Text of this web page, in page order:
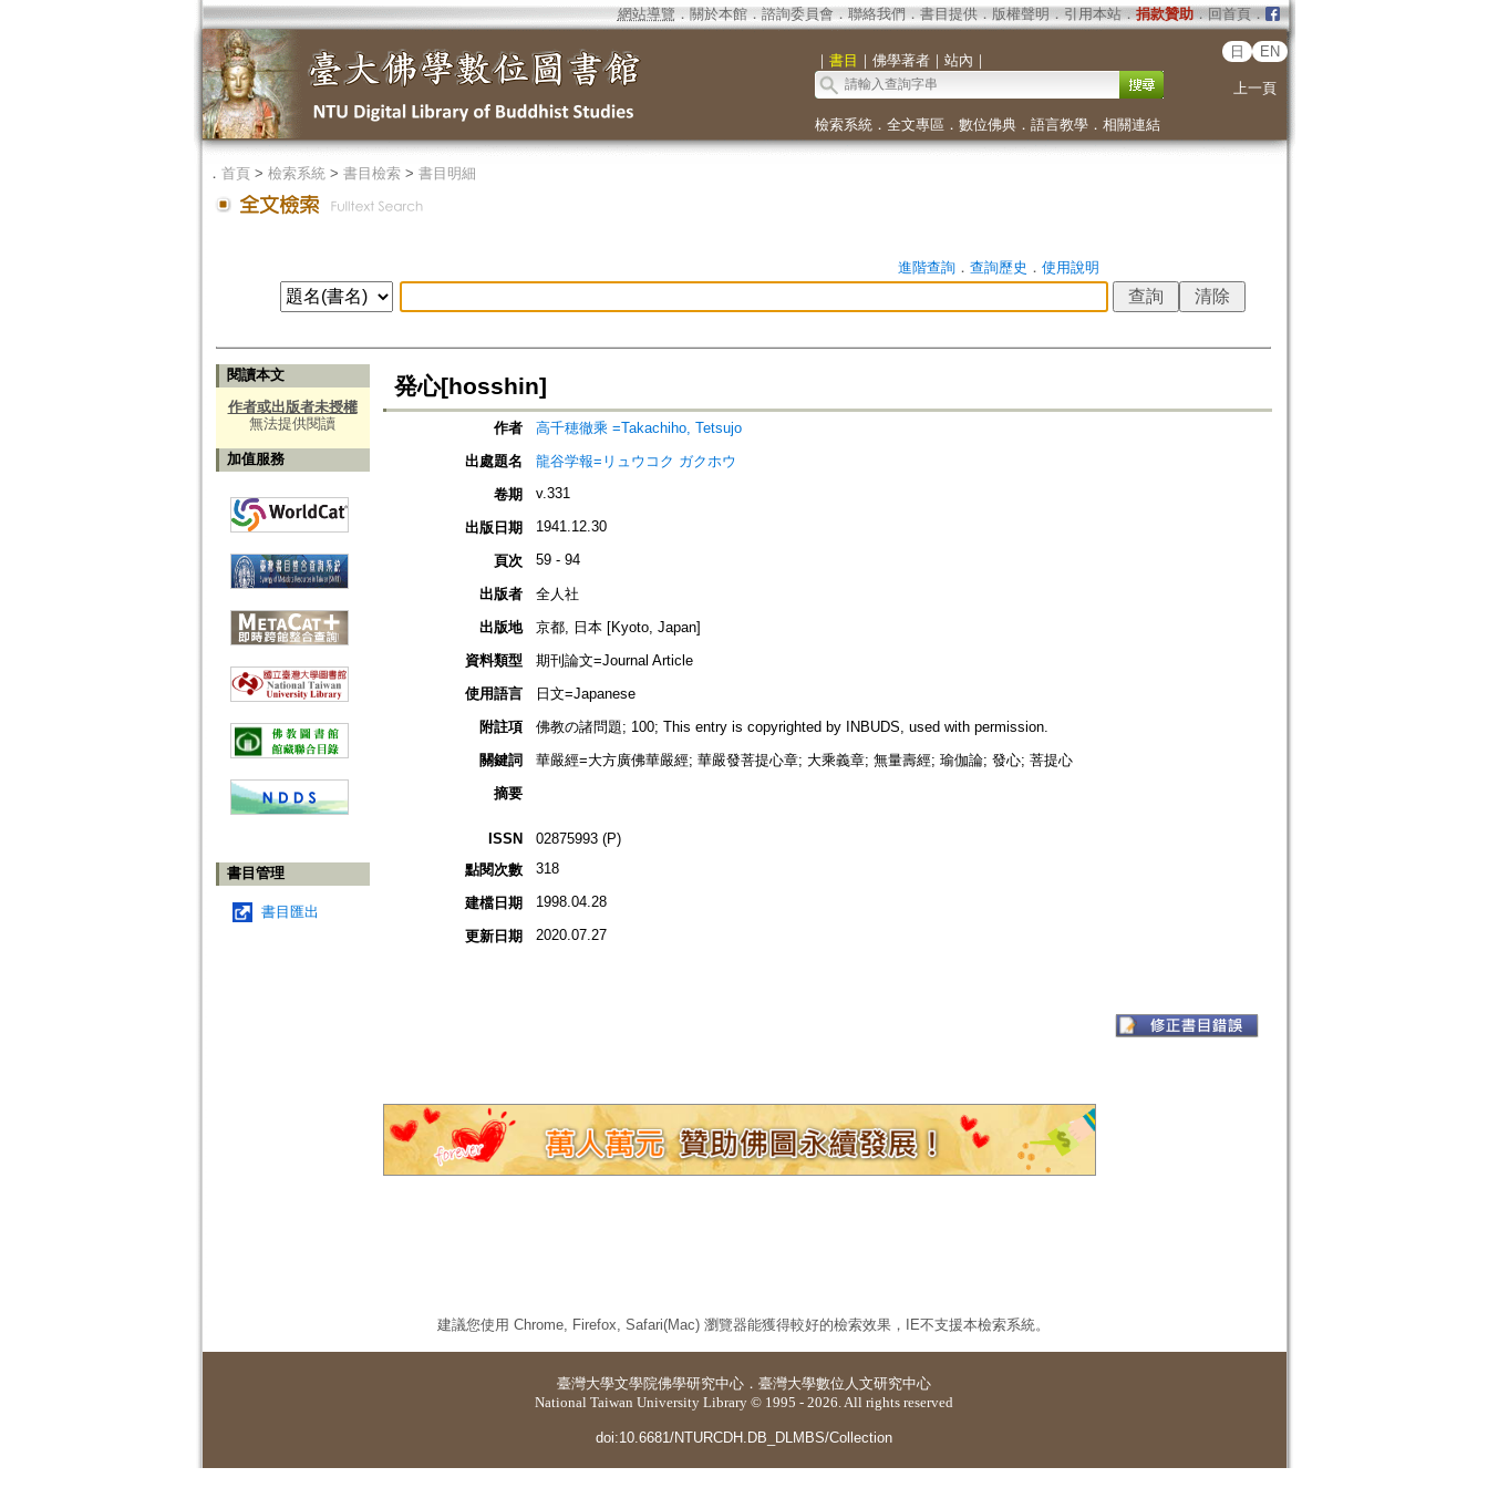
網站導覽 ． 關於本館． 諮詢委員會． 聯絡我們 ． 書目提供． 版權聲明 ． 引用本站． 捐款贊助．回首頁．
｜ 書目 ｜ 佛學著者｜ 站內 ｜
日 EN
上一頁
檢索系統． 全文專區 ． 數位佛典． 語言教學． 相關連結
． 首頁> 檢索系統> 書目檢索> 書目明細
進階查詢． 查詢歷史 ． 使用說明
閱讀本文
作者或出版者未授權
無法提供閱讀
加值服務
書目管理
書目匯出
発心[hosshin]
作者
高千穂徹乘 =Takachiho, Tetsujo
出處題名
龍谷学報=リュウコク ガクホウ
卷期
v.331
出版日期 1941.12.30
頁次 59 - 94
出版者
全人社
出版地
京都, 日本 [Kyoto, Japan]
資料類型
期刊論文=Journal Article
使用語言
日文=Japanese
附註項
佛教の諸問題; 100; This entry is copyrighted by INBUDS, used with permission.
關鍵詞
華嚴經=大方廣佛華嚴經; 華嚴發菩提心章; 大乘義章; 無量壽經; 瑜伽論; 發心; 菩提心
摘要
ISSN
02875993 (P)
點閱次數
318
建檔日期 1998.04.28
更新日期 2020.07.27
建議您使用 Chrome, Firefox, Safari(Mac) 瀏覽器能獲得較好的檢索效果，IE不支援本檢索系統。
臺灣大學文學院佛學研究中心 ． 臺灣大學數位人文研究中心
National Taiwan University Library © 1995 - 2026. All rights reserved
doi:10.6681/NTURCDH.DB_DLMBS/Collection